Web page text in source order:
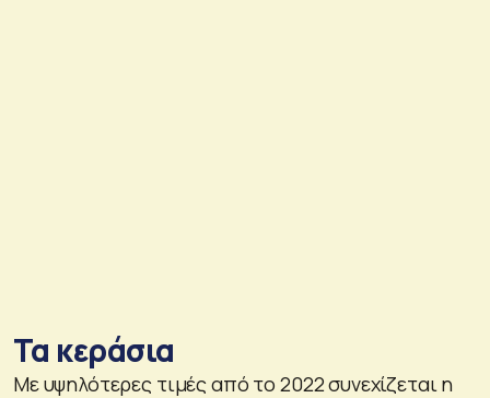
Τα κεράσια
Με υψηλότερες τιμές από το 2022 συνεχίζεται η